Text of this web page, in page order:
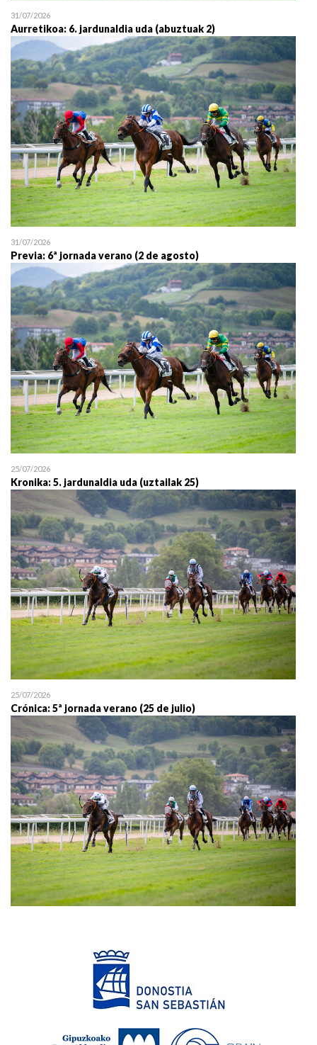
31/07/2026
Aurretikoa: 6. jardunaldia uda (abuztuak 2)
31/07/2026
Previa: 6ª jornada verano (2 de agosto)
25/07/2026
Kronika: 5. jardunaldia uda (uztailak 25)
25/07/2026
Crónica: 5ª jornada verano (25 de julio)